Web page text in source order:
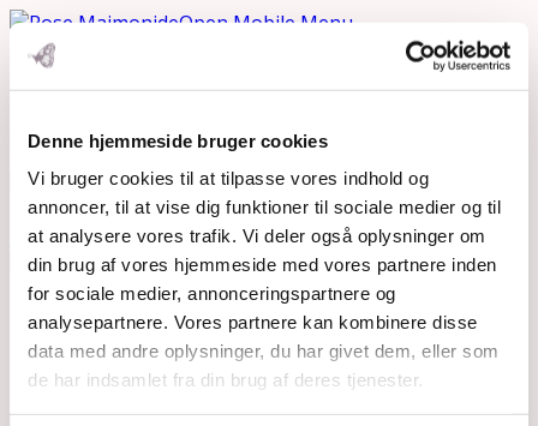
Denne hjemmeside bruger cookies
Vi bruger cookies til at tilpasse vores indhold og
annoncer, til at vise dig funktioner til sociale medier og til
at analysere vores trafik. Vi deler også oplysninger om
din brug af vores hjemmeside med vores partnere inden
for sociale medier, annonceringspartnere og
analysepartnere. Vores partnere kan kombinere disse
data med andre oplysninger, du har givet dem, eller som
de har indsamlet fra din brug af deres tjenester.
Open Mobile Menu
IMG_4830
Downloads :full (2008x2008)|large (980x980)|
medium (300x300)|thumbnail (150x150)
Mothering Guiding | CVR 28237618 |
rose@rosemaimonide.com | Handelsbetingelser
Copyright 2026 – Rose Maimonide. All Rights
Reserved. Webdesign by
DIGITAL TALES.